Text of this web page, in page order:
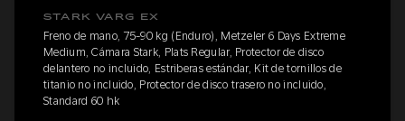
STARK VARG EX
Freno de mano, 75-90 kg (Enduro), Metzeler 6 Days Extreme
Medium, Cámara Stark, Plats Regular, Protector de disco
delantero no incluido, Estriberas estándar, Kit de tornillos de
titanio no incluido, Protector de disco trasero no incluido,
Standard 60 hk